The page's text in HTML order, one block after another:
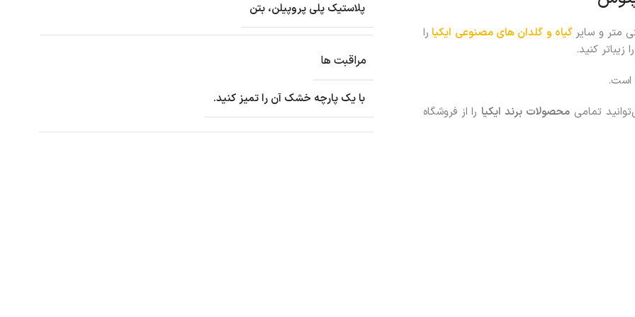
گیاه و گلدان های مصنوعی ایکیا را
کنید.
تمامی محصولات برند ایکیا را از فروشگاه
پلاستیک پلی پروپیلن، بتن
مراقبت ها
با یک پارچه خشک آن را تمیز کنید.